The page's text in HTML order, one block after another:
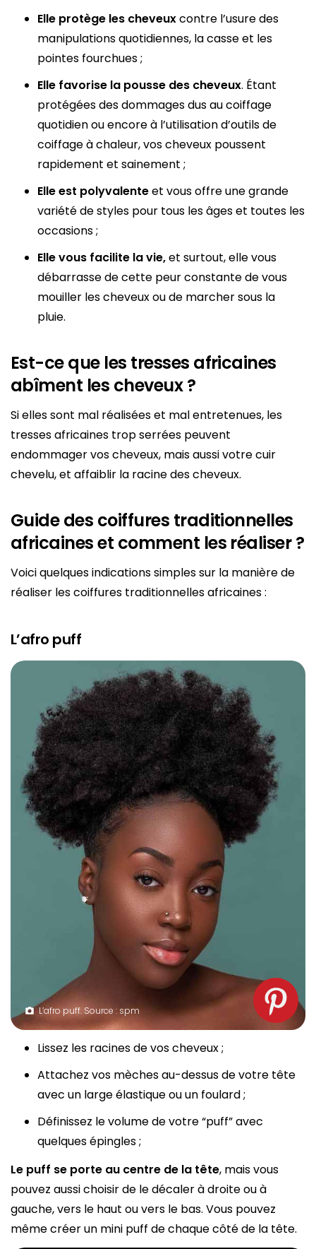
Elle protège les cheveuxcontre l’usure des
manipulations quotidiennes, la casse et les
pointes fourchues ;
Elle favorise la pousse des cheveux. Étant
protégées des dommages dus au coiffage
quotidien ou encore à l’utilisation d’outils de
coiffage à chaleur, vos cheveux poussent
rapidement et sainement ;
Elle est polyvalenteet vous offre une grande
variété de styles pour tous les âges et toutes les
occasions ;
Elle vous facilite la vie,et surtout, elle vous
débarrasse de cette peur constante de vous
mouiller les cheveux ou de marcher sous la
pluie.
Est-ce que les tresses africaines
abîment les cheveux ?
Si elles sont mal réalisées et mal entretenues, les
tresses africaines trop serrées peuvent
endommager vos cheveux, mais aussi votre cuir
chevelu, et affaiblir la racine des cheveux.
Guide des coiffures traditionnelles
africaines et comment les réaliser ?
Voici quelques indications simples sur la manière de
réaliser les coiffures traditionnelles africaines :
L’afro puff
L’afro puff. Source : spm
Lissez les racines de vos cheveux ;
Attachez vos mèches au-dessus de votre tête
avec un large élastique ou un foulard ;
Définissez le volume de votre “puff” avec
quelques épingles ;
Le puff se porte au centre de la tête, mais vous
pouvez aussi choisir de le décaler à droite ou à
gauche, vers le haut ou vers le bas. Vous pouvez
même créer un mini puff de chaque côté de la tête.